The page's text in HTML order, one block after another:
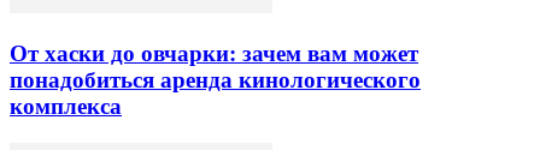
От хаски до овчарки: зачем вам может
понадобиться аренда кинологического
комплекса